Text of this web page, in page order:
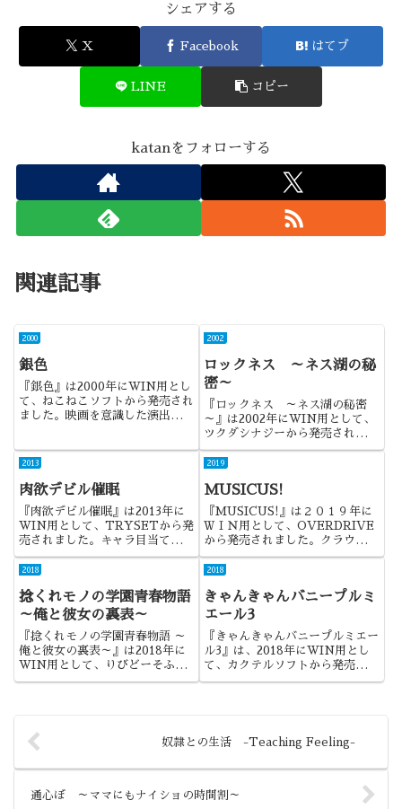
シェアする
X Facebook はてブ
LINE コピー
katanをフォローする
関連記事
2000
銀色
『銀色』は2000年にWIN用とし
て、ねこねこソフトから発売され
ました。映画を意識した演出重視
2002
ロックネス ～ネス湖の秘
密～
『ロックネス ～ネス湖の秘密
～』は2002年にWIN用として、
ツクダシナジーから発売されまし
た。オリジナルは2001年に
Dreamcatcherから発売された、
SECRET AT LOCH NESS』
に...
2013
肉欲デビル催眠
『肉欲デビル催眠』は2013年に
WIN用として、TRYSETから発
売されました。キャラ目当てだっ
たのですが、最後は何とも不思議
な感じでしたね。
2019
MUSICUS!
『MUSICUS!』は２０１９年に
ＷＩＮ用として、OVERDRIVE
から発売されました。クラウドフ
ァンディングで話題になった作品
でしたね。
2018
捻くれモノの学園青春物語
～俺と彼女の裏表～
『捻くれモノの学園青春物語 ～
俺と彼女の裏表～』は2018年に
WIN用として、りびどーそふと
から発売されました。某ラノベに
2018
きゃんきゃんバニープルミ
エール3
『きゃんきゃんバニープルミエー
ル3』は、2018年にWIN用とし
て、カクテルソフトから発売され
ました。ある意味、ランス10以
奴隷との生活 -Teaching Feeling-
通心ぼ ～ママにもナイショの時間割～